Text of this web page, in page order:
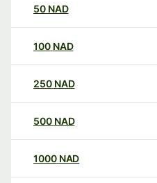
50 NAD
100 NAD
250 NAD
500 NAD
1000 NAD